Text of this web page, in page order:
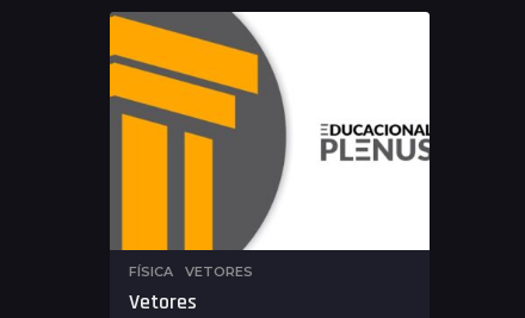
FÍSICA ,VETORES
Vetores